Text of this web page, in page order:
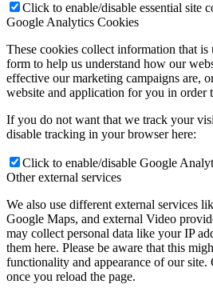
Click to enable/disable essential site
Google Analytics Cookies
These cookies collect information that is
form to help us understand how our
effective our marketing campaigns are,
website and application for you in order
If you do not want that we track your
disable tracking in your browser here:
Click to enable/disable Google
Other external services
We also use different external services
Google Maps, and external Video
may collect personal data like your IP
them here. Please be aware that this
functionality and appearance of our
once you reload the page.